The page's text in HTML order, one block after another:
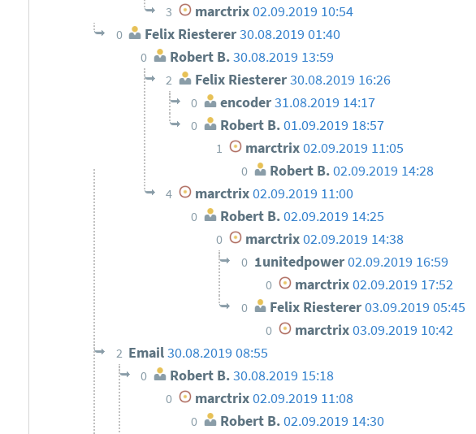
3 marctrix02.09.2019 10:54
0 Felix Riesterer30.08.2019 01:40
0 Robert B.30.08.2019 13:59
2 Felix Riesterer30.08.2019 16:26
0 encoder31.08.2019 14:17
0 Robert B.01.09.2019 18:57
1 marctrix 02.09.2019 11:05
0 Robert B.02.09.2019 14:28
4 marctrix02.09.2019 11:00
0 Robert B.02.09.2019 14:25
0 marctrix 02.09.2019 14:38
0 1unitedpower02.09.2019 16:59
0 marctrix02.09.2019 17:52
0 Felix Riesterer03.09.2019 05:45
0 marctrix03.09.2019 10:42
2 Email30.08.2019 08:55
0 Robert B.30.08.2019 15:18
0 marctrix02.09.2019 11:08
0 Robert B.02.09.2019 14:30